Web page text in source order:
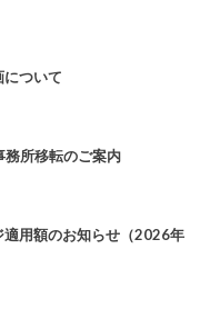
ついて
務所移転のご案内
用額のお知らせ（2026年